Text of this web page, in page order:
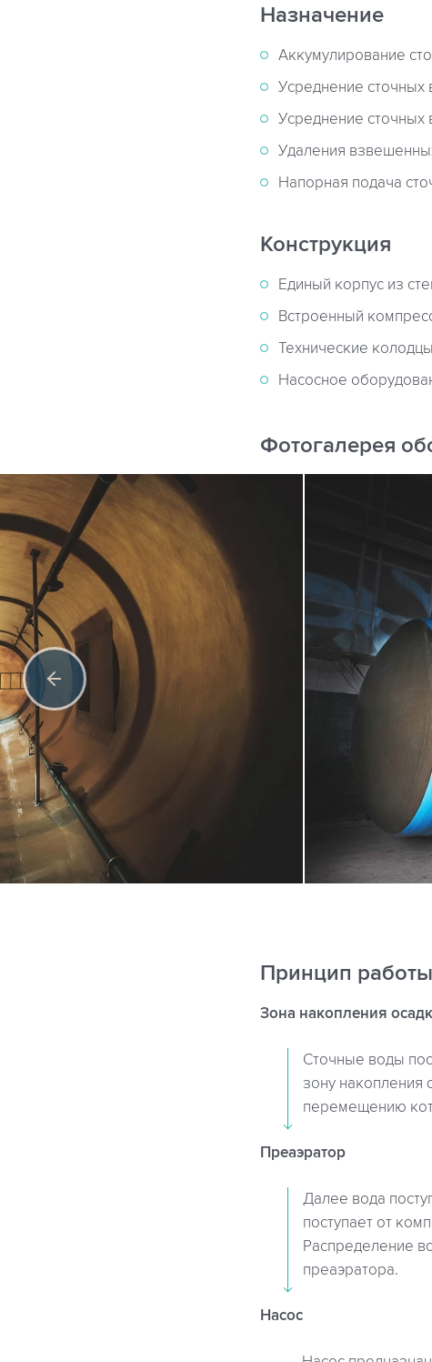
Назначение
Аккумулирование
Усреднение сточных
Усреднение сточных
Удаления
Напорная подача
Конструкция
Единый корпус из
Встроенный
Технические
Насосное
Фотогалерея
Принцип работы
Зона накопления
Сточные воды
зону накопления
перемещению
Преаэратор
Далее вода
поступает от
Распределение
преаэратора.
Насос